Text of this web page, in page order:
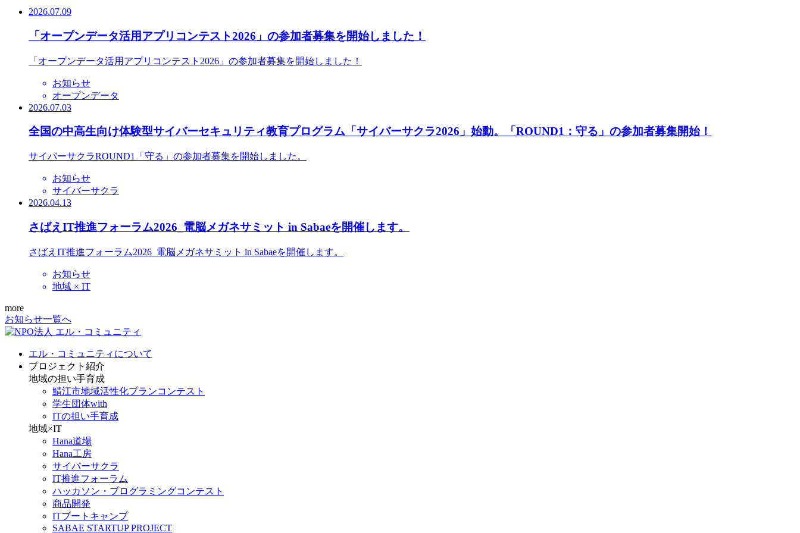
2026.07.09
「オープンデータ活用アプリコンテスト2026」の参加者募集を開始しました！
「オープンデータ活用アプリコンテスト2026」の参加者募集を開始しました！
お知らせ
オープンデータ
2026.07.03
全国の中高生向け体験型サイバーセキュリティ教育プログラム「サイバーサクラ2026」始動。「ROUND1：守る」の参加者募集開始！
サイバーサクラROUND1「守る」の参加者募集を開始しました。
お知らせ
サイバーサクラ
2026.04.13
さばえIT推進フォーラム2026_電脳メガネサミット in Sabaeを開催します。
さばえIT推進フォーラム2026_電脳メガネサミット in Sabaeを開催します。
お知らせ
地域 × IT
more
お知らせ一覧へ
エル・コミュニティについて
プロジェクト紹介
地域の担い手育成
鯖江市地域活性化プランコンテスト
学生団体with
ITの担い手育成
地域×IT
Hana道場
Hana工房
サイバーサクラ
IT推進フォーラム
ハッカソン・プログラミングコンテスト
商品開発
ITブートキャンプ
SABAE STARTUP PROJECT